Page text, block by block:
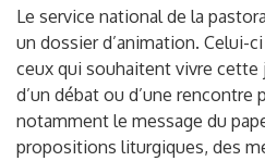
Le service national de la
un dossier d’animation. Celui-
ceux qui souhaitent vivre cette
d’un débat ou d’une
notamment le message du
propositions liturgiques, des